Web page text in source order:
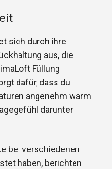
sich durch ihre
aus, die
Füllung
dafür, dass du
angenehm warm
darunter
bei verschiedenen
haben, berichten